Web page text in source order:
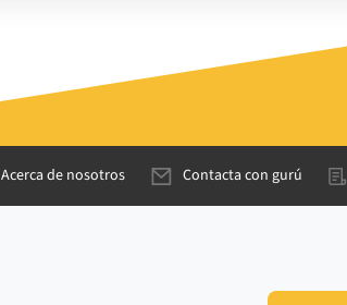
Acerca de nosotros Contacta con gurú